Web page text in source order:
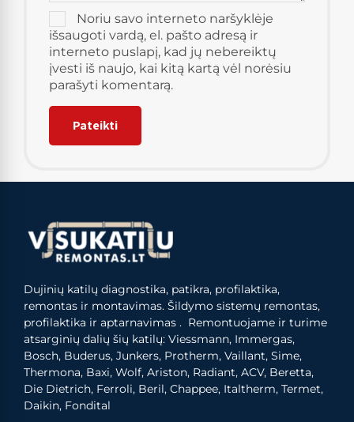
Noriu savo interneto naršyklėje
išsaugoti vardą, el. pašto adresą ir
interneto puslapį, kad jų nebereiktų
įvesti iš naujo, kai kitą kartą vėl norėsiu
parašyti komentarą.
Dujinių katilų diagnostika, patikra, profilaktika,
remontas ir montavimas. Šildymo sistemų remontas,
profilaktika ir aptarnavimas . Remontuojame ir turime
atsarginių dalių šių katilų: Viessmann, Immergas,
Bosch, Buderus, Junkers, Protherm, Vaillant, Sime,
Thermona, Baxi, Wolf, Ariston, Radiant, ACV, Beretta,
Die Dietrich, Ferroli, Beril, Chappee, Italtherm, Termet,
Daikin, Fondital